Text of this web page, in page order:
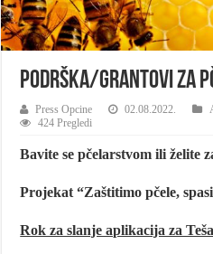
Podrška/grantovi za
Press Opcine 02.08.2022.
424 Pregledi
Bavite se pčelarstvom ili želite
Projekat “Zaštitimo pčele,
Rok za slanje aplikacija za